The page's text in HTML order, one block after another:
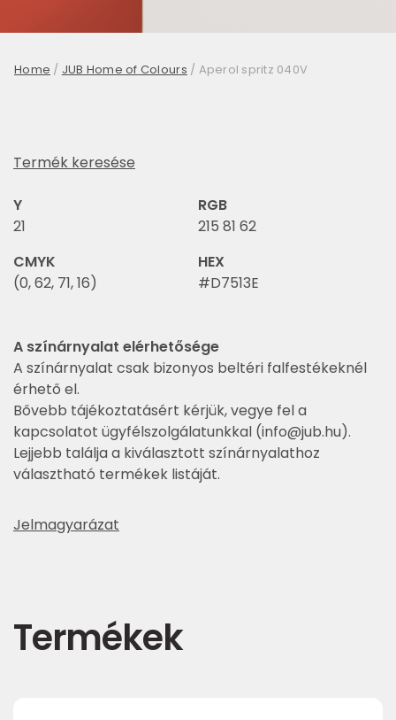
Home / JUB Home of Colours / Aperol spritz 040V
Termék keresése
Y
21
RGB
215 81 62
CMYK
(0, 62, 71, 16)
HEX
#D7513E
A színárnyalat elérhetősége
A színárnyalat csak bizonyos beltéri falfestékeknél
érhető el.
Bővebb tájékoztatásért kérjük, vegye fel a
kapcsolatot ügyfélszolgálatunkkal (info@jub.hu).
Lejjebb találja a kiválasztott színárnyalathoz
választható termékek listáját.
Jelmagyarázat
Termékek